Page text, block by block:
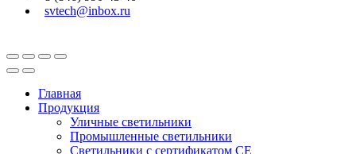
svtech@inbox.ru
Главная
Продукция
Уличные светильники
Промышленные светильники
Светильники с сертификатом СЕ